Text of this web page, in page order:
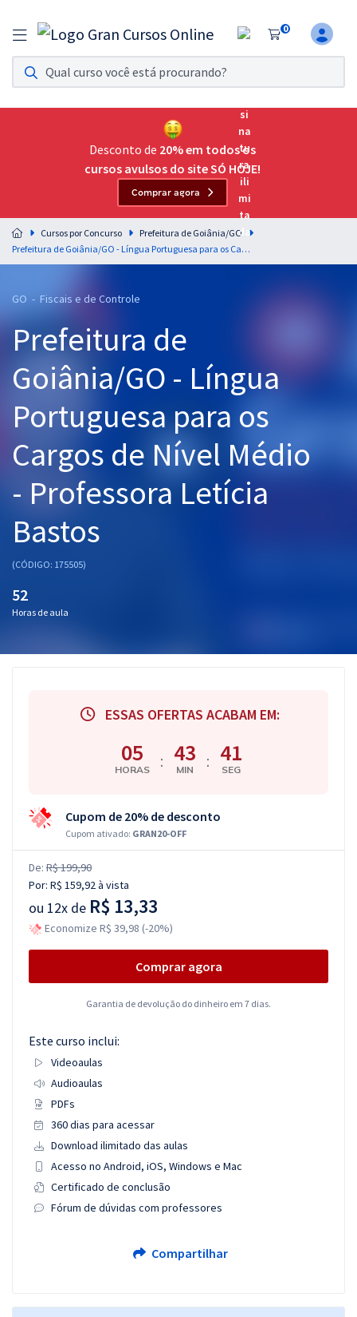
0
Assinatura Ilimitada 11
Acesso a todos os cursos. Teste grátis por 7 dias!
Assinatura OAB Até Passar
Acesso ilimitado a toda preparação para o Exame da
Residências Multiprofissionais
Preparação completa e intensiva para as principais
residências em saúde do Brasil
Cursos 20% OFF
Pós
Graduação
OAB
Questões grátis
Aprovados
Desconto de 20% em todos os
cursos avulsos do site SÓ HOJE!
Comprar agora
Cursos por Concurso
Prefeitura de Goiânia/GO
Prefeitura de Goiânia/GO - Língua Portuguesa para os Cargos de Nível Médio - Professora Letícia Bastos
GO - Fiscais e de Controle
Prefeitura de
Goiânia/GO - Língua
Portuguesa para os
Cargos de Nível Médio
- Professora Letícia
Bastos
(CÓDIGO: 175505)
52
Horas de aula
ESSAS OFERTAS ACABAM EM:
05
HORAS : 43
MIN : 41
SEG
Cupom de 20% de desconto
Cupom ativado: GRAN20-OFF
De: R$ 199,90
Por: R$ 159,92à vista
ou 12x de R$ 13,33
Economize R$ 39,98 (-20%)
Comprar agora
Garantia de devolução do dinheiro em 7 dias.
Este curso inclui:
Videoaulas
Audioaulas
PDFs
360 dias para acessar
Download ilimitado das aulas
Acesso no Android, iOS, Windows e Mac
Certificado de conclusão
Fórum de dúvidas com professores
Compartilhar